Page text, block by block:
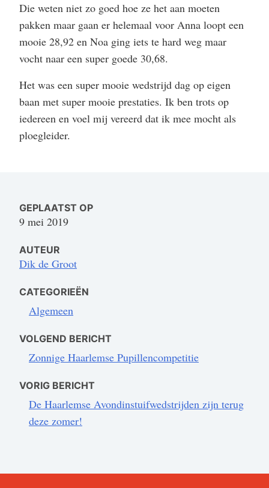
Die weten niet zo goed hoe ze het aan moeten
pakken maar gaan er helemaal voor Anna loopt een
mooie 28,92 en Noa ging iets te hard weg maar
vocht naar een super goede 30,68.
Het was een super mooie wedstrijd dag op eigen
baan met super mooie prestaties. Ik ben trots op
iedereen en voel mij vereerd dat ik mee mocht als
ploegleider.
GEPLAATST OP
9 mei 2019
AUTEUR
Dik de Groot
CATEGORIEËN
Algemeen
VOLGEND BERICHT
Zonnige Haarlemse Pupillencompetitie
VORIG BERICHT
De Haarlemse Avondinstuifwedstrijden zijn terug
deze zomer!